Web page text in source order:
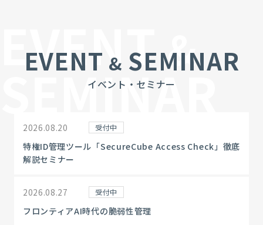
EVENT&
SEMINAR
EVENT & SEMINAR
イベント・セミナー
2026.08.20 受付中
特権ID管理ツール「SecureCube Access Check」徹底
解説セミナー
2026.08.27 受付中
フロンティアAI時代の脆弱性管理